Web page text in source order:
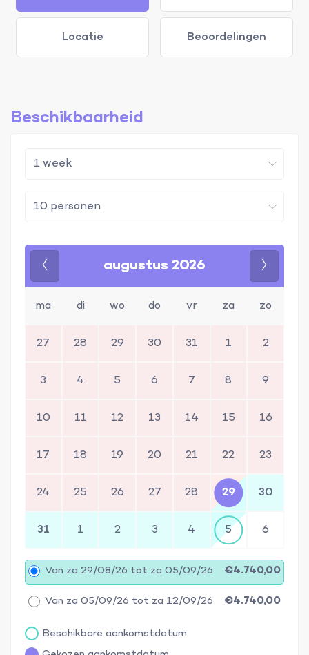
Locatie Beoordelingen
Beschikbaarheid
augustus 2026
ma di wo do vr za zo
27 28 29 30 31 1 2
3 4 5 6 7 8 9
10 11 12 13 14 15 16
17 18 19 20 21 22 23
24 25 26 27 28 29 30
31 1 2 3 4 5 6
Van za 29/08/26 tot za 05/09/26 €4.740,00
Van za 05/09/26 tot za 12/09/26 €4.740,00
Beschikbare aankomstdatum